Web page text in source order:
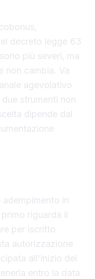
decreto legge 63
più severi, ma
non cambia. Va
agevolativo
strumenti non
dipende dal
in
riguarda il
per iscritto
autorizzazione
all'inizio del
entro la data